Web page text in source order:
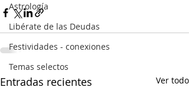
Astrología
Libérate de las Deudas
Festividades - conexiones
Temas selectos
Entradas recientes Ver todo